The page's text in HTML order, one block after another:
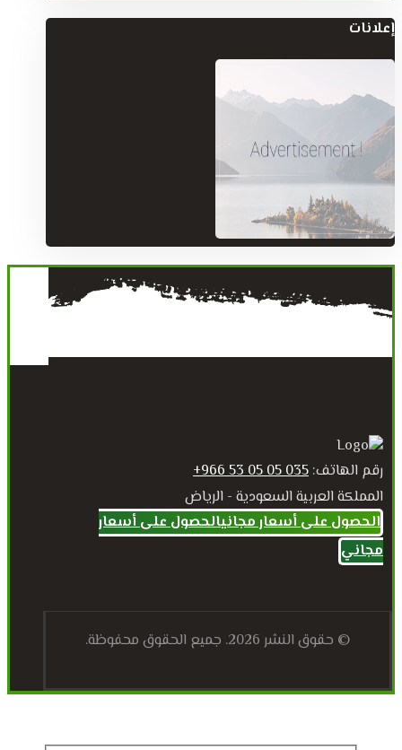
إعلانات
رقم الهاتف: 035 05 05 53 966+
المملكة العربية السعودية - الرياض
الحصول على أسعار مجانيالحصول على أسعار
مجاني
© حقوق النشر 2026. جميع الحقوق محفوظة.